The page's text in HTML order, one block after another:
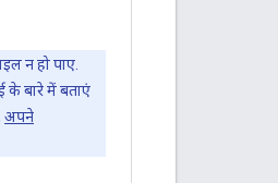
न हो पाए.
बारे में बताएं
अपने